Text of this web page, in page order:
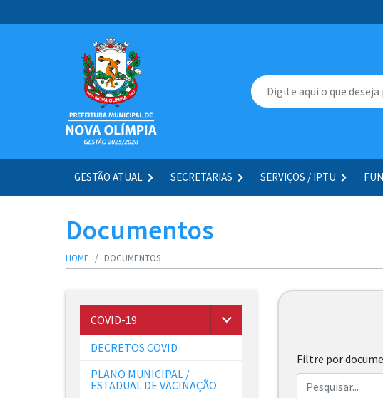
GESTÃO ATUAL SECRETARIAS SERVIÇOS / IPTU
Documentos
HOME DOCUMENTOS
COVID-19
DECRETOS COVID
PLANO MUNICIPAL /
ESTADUAL DE VACINAÇÃO
Filtre por